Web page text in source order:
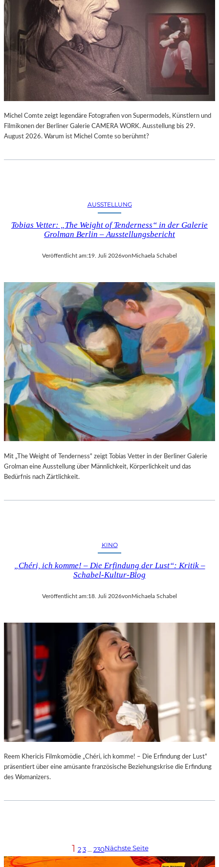
Michel Comte zeigt legendäre Fotografien von Supermodels, Künstlern und
Filmikonen der Berliner Galerie CAMERA WORK. Ausstellung bis 29.
August 2026. Warum ist Michel Comte so berühmt?
AUSSTELLUNG
Tobias Vetter: „The Weight of Tenderness“ in der Galerie
Grolman Berlin – Ausstellungsbericht
Veröffentlicht am:19. Juli 2026von Michaela Schabel
Mit „The Weight of Tenderness“ zeigt Tobias Vetter in der Berliner Galerie
Grolman eine Ausstellung über Männlichkeit, Körperlichkeit und das
Bedürfnis nach Zärtlichkeit.
KINO
„Chéri, ich komme! – Die Erfindung der Lust“: Kritik –
Schabel-Kultur-Blog
Veröffentlicht am:18. Juli 2026vonMichaela Schabel
Reem Khericis Filmkomödie „Chéri, ich komme! – Die Erfindung der Lust“
präsentiert über eine amüsante französische Beziehungskrise die Erfindung
des Womanizers.
1 2 3 … 230Nächste Seite